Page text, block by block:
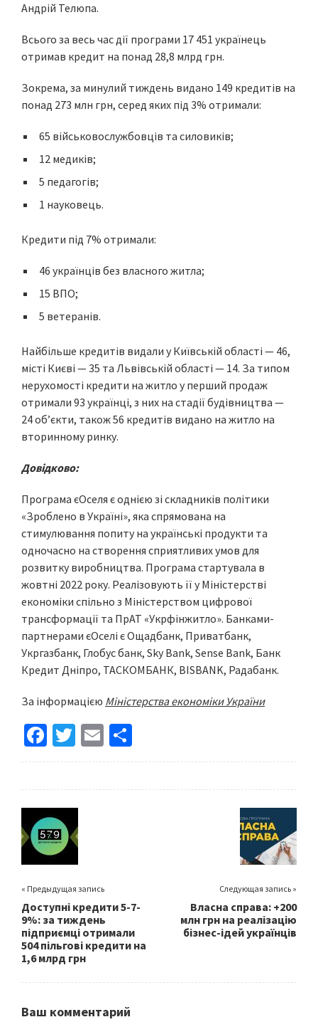
Андрій Телюпа.
Всього за весь час дії програми 17 451 українець
отримав кредит на понад 28,8 млрд грн.
Зокрема, за минулий тиждень видано 149 кредитів на
понад 273 млн грн, серед яких під 3% отримали:
65 військовослужбовців та силовиків;
12 медиків;
5 педагогів;
1 науковець.
Кредити під 7% отримали:
46 українців без власного житла;
15 ВПО;
5 ветеранів.
Найбільше кредитів видали у Київській області — 46,
місті Києві — 35 та Львівській області — 14. За типом
нерухомості кредити на житло у перший продаж
отримали 93 українці, з них на стадії будівництва —
24 об’єкти, також 56 кредитів видано на житло на
вторинному ринку.
Довідково:
Програма єОселя є однією зі складників політики
«Зроблено в Україні», яка спрямована на
стимулювання попиту на українські продукти та
одночасно на створення сприятливих умов для
розвитку виробництва. Програма стартувала в
жовтні 2022 року. Реалізовують її у Міністерстві
економіки спільно з Міністерством цифрової
трансформації та ПрАТ «Укрфінжитло». Банками-
партнерами єОселі є Ощадбанк, Приватбанк,
Укргазбанк, Глобус банк, Sky Bank, Sense Bank, Банк
Кредит Дніпро, ТАСКОМБАНК, BISBANK, Радабанк.
За інформацією Міністерства економіки України
Fa
ce
o
o
k
T
wi
er
E
m h
« Предыдущая запись
Доступні кредити 5-7-
9%: за тиждень
підприємці отримали
504 пільгові кредити на
1,6 млрд грн
Следующая запись »
Власна справа: +200
млн грн на реалізацію
бізнес-ідей українців
Ваш комментарий